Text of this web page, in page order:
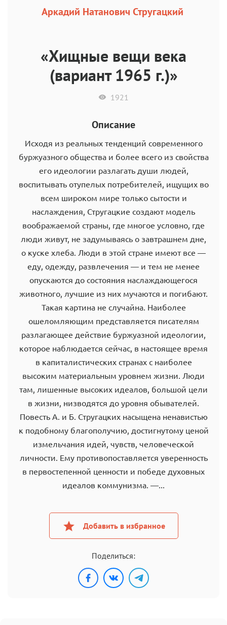
Аркадий Натанович Стругацкий
«Хищные вещи века
(вариант 1965 г.)»
1921
Описание
Исходя из реальных тенденций современного
буржуазного общества и более всего из свойства
его идеологии разлагать души людей,
воспитывать отупелых потребителей, ищущих во
всем широком мире только сытости и
наслаждения, Стругацкие создают модель
воображаемой страны, где многое условно, где
люди живут, не задумываясь о завтрашнем дне,
о куске хлеба. Люди в этой стране имеют все —
еду, одежду, развлечения — и тем не менее
опускаются до состояния наслаждающегося
животного, лучшие из них мучаются и погибают.
Такая картина не случайна. Наиболее
ошеломляющим представляется писателям
разлагающее действие буржуазной идеологии,
которое наблюдается сейчас, в настоящее время
в капиталистических странах с наиболее
высоким материальным уровнем жизни. Люди
там, лишенные высоких идеалов, большой цели
в жизни, низводятся до уровня обывателей.
Повесть А. и Б. Стругацких насыщена ненавистью
к подобному благополучию, достигнутому ценой
измельчания идей, чувств, человеческой
личности. Ему противопоставляется уверенность
в первостепенной ценности и победе духовных
идеалов коммунизма. —...
Добавить в избранное
Поделиться: